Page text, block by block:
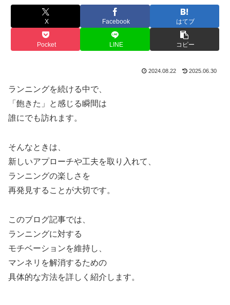
X Facebook はてブ
Pocket LINE コピー
2024.08.22 2025.06.30
ランニングを続ける中で、
「飽きた」と感じる瞬間は
誰にでも訪れます。
そんなときは、
新しいアプローチや工夫を取り入れて、
ランニングの楽しさを
再発見することが大切です。
このブログ記事では、
ランニングに対する
モチベーションを維持し、
マンネリを解消するための
具体的な方法を詳しく紹介します。